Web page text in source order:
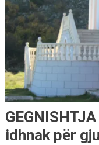
idhnak për